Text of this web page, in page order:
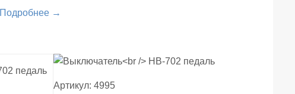
Подробнее →
Артикул: 4995